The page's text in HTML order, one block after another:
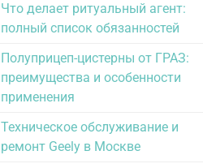
Что делает ритуальный агент:
полный список обязанностей
Полуприцеп-цистерны от ГРАЗ:
преимущества и особенности
применения
Техническое обслуживание и
ремонт Geely в Москве